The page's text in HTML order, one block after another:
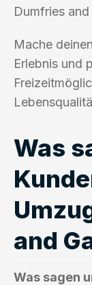
Dumfries
Mache
Erlebnis und
Was
and
Was sagen